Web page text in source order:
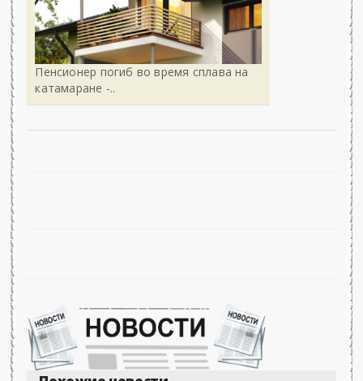
Пенсионер погиб во время сплава на
катамаране -..